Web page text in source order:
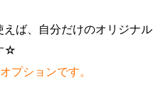
ば、自分だけのオリジナル
☆
プションです。